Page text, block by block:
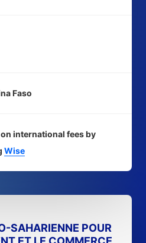
Faso
on international fees by
Wise
SAHARIENNE POUR